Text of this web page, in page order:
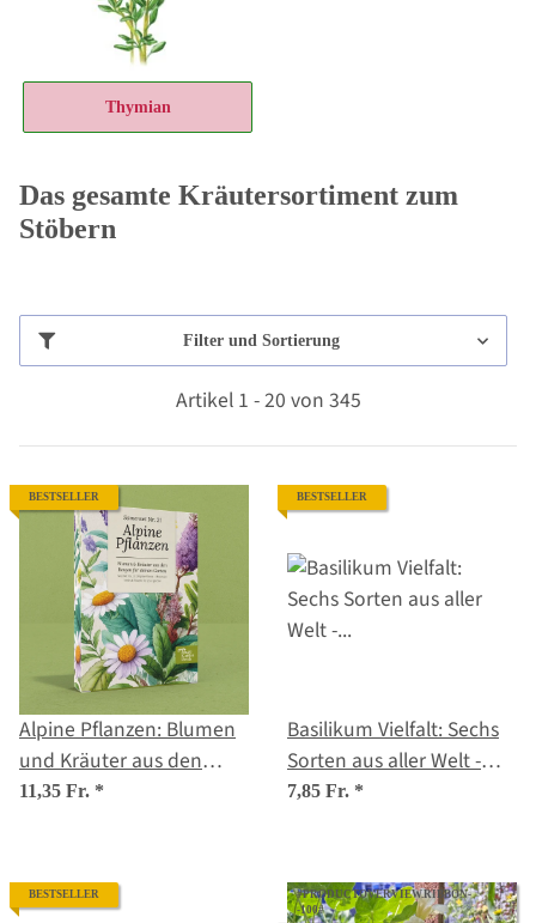
Thymian
Das gesamte Kräutersortiment zum
Stöbern
Filter und Sortierung
Artikel 1 - 20 von 345
BESTSELLER
Alpine Pflanzen: Blumen
und Kräuter aus den
Bergen - Samenset Nr.31
11,35 Fr. *
BESTSELLER
Basilikum Vielfalt: Sechs
Sorten aus aller Welt -
Samenset Nr. 19
7,85 Fr. *
BESTSELLER
#PRODUCTOVERVIEW.RIBBON-
-100#